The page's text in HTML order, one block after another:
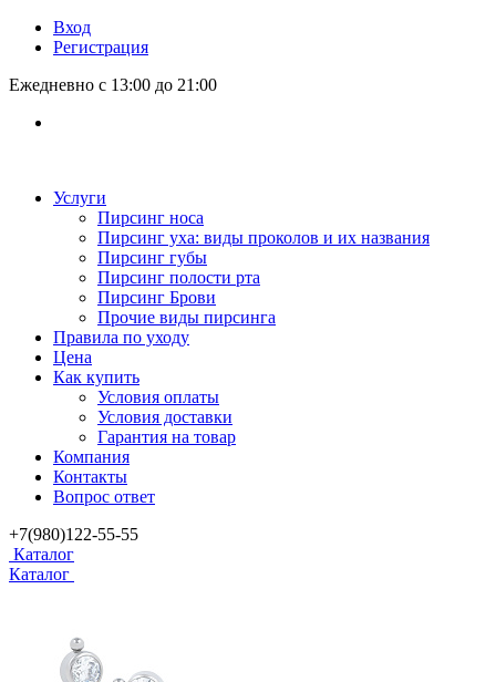
Вход
Регистрация
Ежедневно с 13:00 до 21:00
Услуги
Пирсинг носа
Пирсинг уха: виды проколов и их названия
Пирсинг губы
Пирсинг полости рта
Пирсинг Брови
Прочие виды пирсинга
Правила по уходу
Цена
Как купить
Условия оплаты
Условия доставки
Гарантия на товар
Компания
Контакты
Вопрос ответ
+7(980)122-55-55
Каталог
Каталог